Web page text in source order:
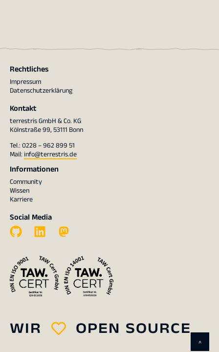
^
Rechtliches
Impressum
Datenschutzerklärung
Kontakt
terrestris GmbH & Co. KG
Kölnstraße 99, 53111 Bonn
Tel.: 0228 – 962 899 51
Mail: info@terrestris.de
Informationen
Community
Wissen
Karriere
Social Media
WIR OPEN SOURCE